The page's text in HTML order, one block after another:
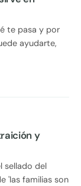
te pasa y por
ayudarte,
y
sellado del
'las familias son